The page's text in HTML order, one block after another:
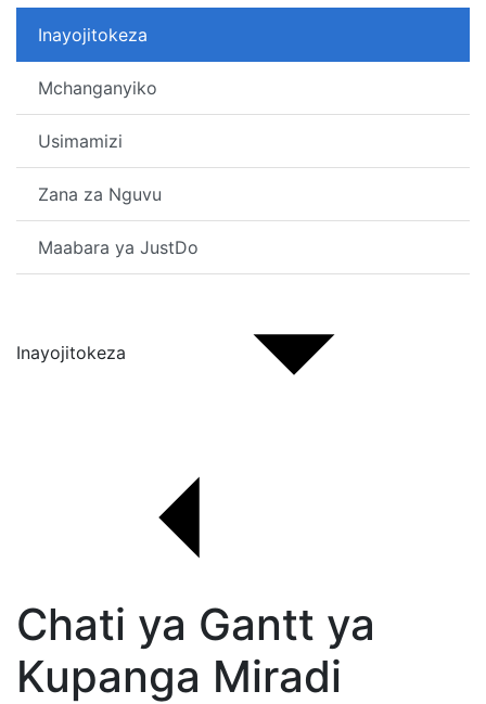
Inayojitokeza
Mchanganyiko
Usimamizi
Zana za Nguvu
Maabara ya JustDo
Inayojitokeza
Chati ya Gantt ya
Kupanga Miradi